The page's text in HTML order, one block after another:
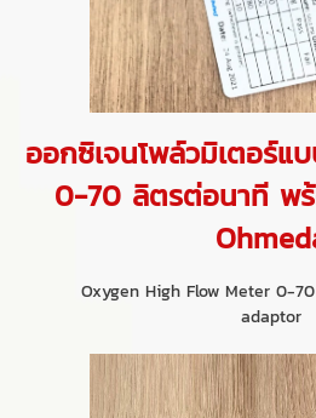
ออกซิเจนโพล์วมิเตอร์แ
0-70 ลิตรต่อนาที พร้
Oxygen High Flow Meter 0-
adaptor